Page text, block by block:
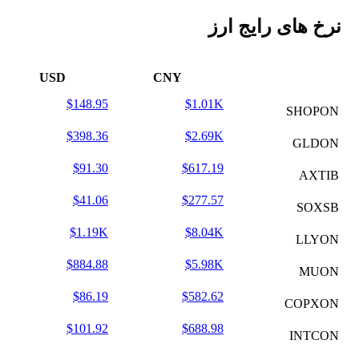
نرخ های رایج ارز
CNY
USD
SHOPON
$1.01K
$148.95
GLDON
$2.69K
$398.36
AXTIB
$617.19
$91.30
SOXSB
$277.57
$41.06
LLYON
$8.04K
$1.19K
MUON
$5.98K
$884.88
COPXON
$582.62
$86.19
INTCON
$688.98
$101.92